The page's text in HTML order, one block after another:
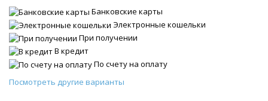
Банковские карты
Электронные кошельки
При получении
В кредит
По счету на оплату
Посмотреть другие варианты